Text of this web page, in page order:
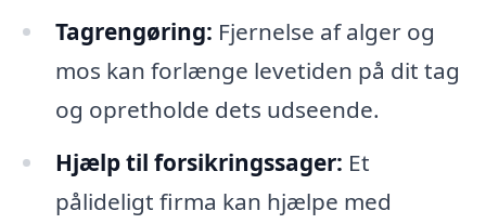
Tagrengøring: Fjernelse af alger og
mos kan forlænge levetiden på dit tag
og opretholde dets udseende.
Hjælp til forsikringssager: Et
pålideligt firma kan hjælpe med